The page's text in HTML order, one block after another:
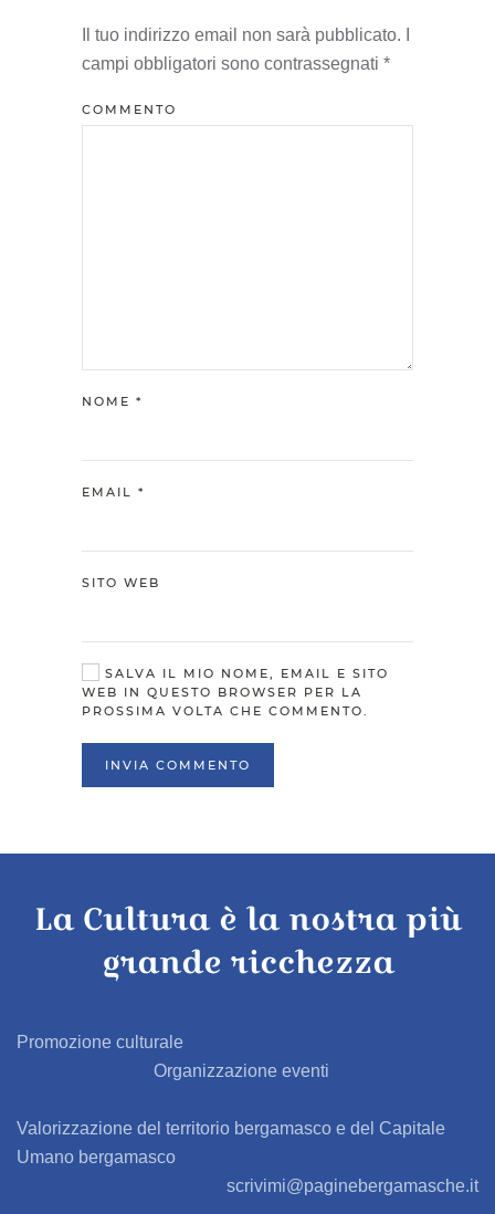
Il tuo indirizzo email non sarà pubblicato. I
campi obbligatori sono contrassegnati *
COMMENTO
NOME *
EMAIL *
SITO WEB
SALVA IL MIO NOME, EMAIL E SITO
WEB IN QUESTO BROWSER PER LA
PROSSIMA VOLTA CHE COMMENTO.
INVIA COMMENTO
La Cultura è la nostra più
grande ricchezza
Promozione culturale
Organizzazione eventi
Valorizzazione del territorio bergamasco e del Capitale
Umano bergamasco
scrivimi@paginebergamasche.it